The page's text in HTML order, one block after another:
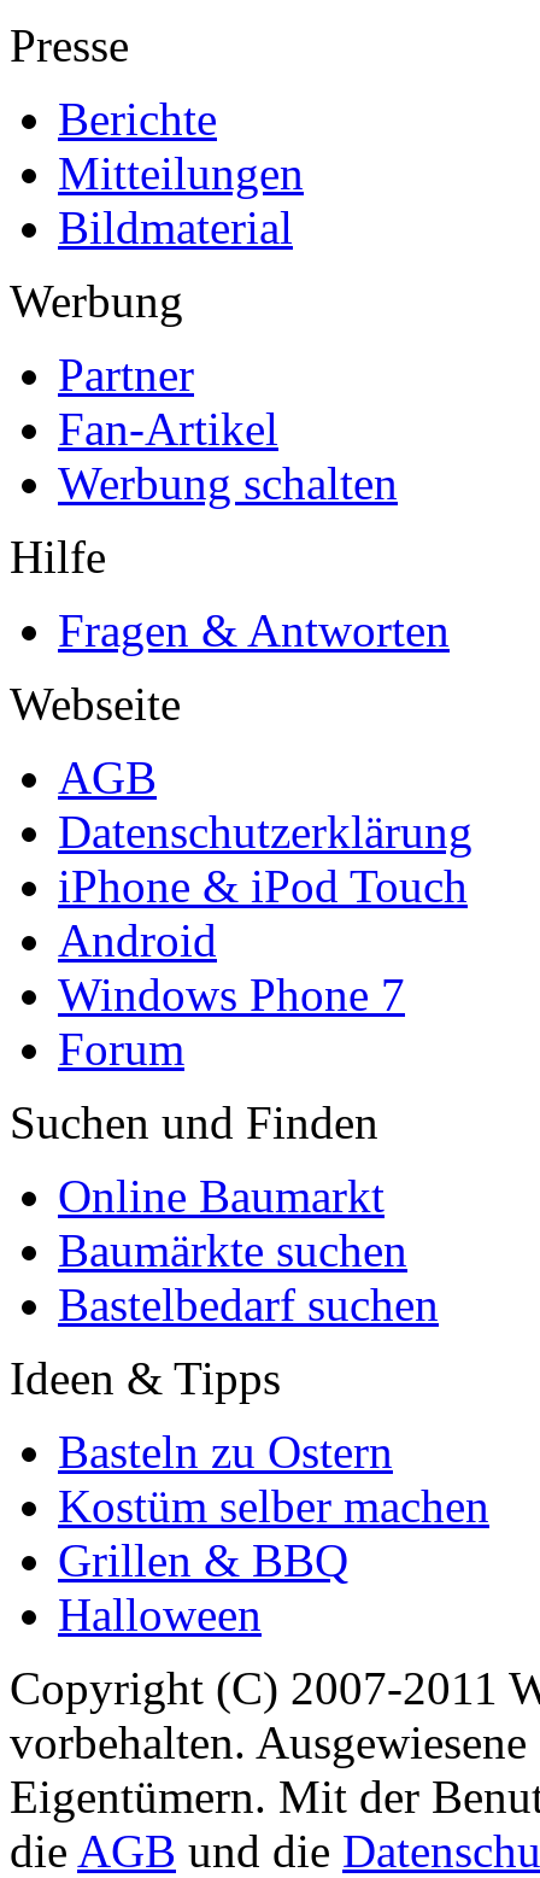
Presse
Berichte
Mitteilungen
Bildmaterial
Werbung
Partner
Fan-Artikel
Werbung schalten
Hilfe
Fragen & Antworten
Webseite
AGB
Datenschutzerklärung
iPhone & iPod Touch
Android
Windows Phone 7
Forum
Suchen und Finden
Online Baumarkt
Baumärkte suchen
Bastelbedarf suchen
Ideen & Tipps
Basteln zu Ostern
Kostüm selber machen
Grillen & BBQ
Halloween
Copyright (C) 2007-2011
vorbehalten.
Eigentümern. Mit der
die AGB und die